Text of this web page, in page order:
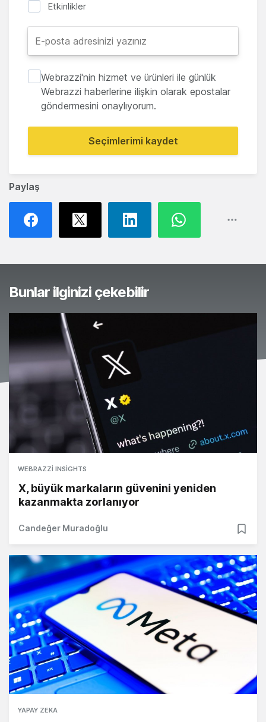
Paylaş
Etkinlikler
Webrazzi'nin hizmet ve ürünleri ile günlük
Webrazzi haberlerine ilişkin olarak epostalar
göndermesini onaylıyorum.
Seçimlerimi kaydet
Bunlar ilginizi çekebilir
WEBRAZZI INSIGHTS
X, büyük markaların güvenini yeniden
kazanmakta zorlanıyor
Candeğer Muradoğlu
YAPAY ZEKA